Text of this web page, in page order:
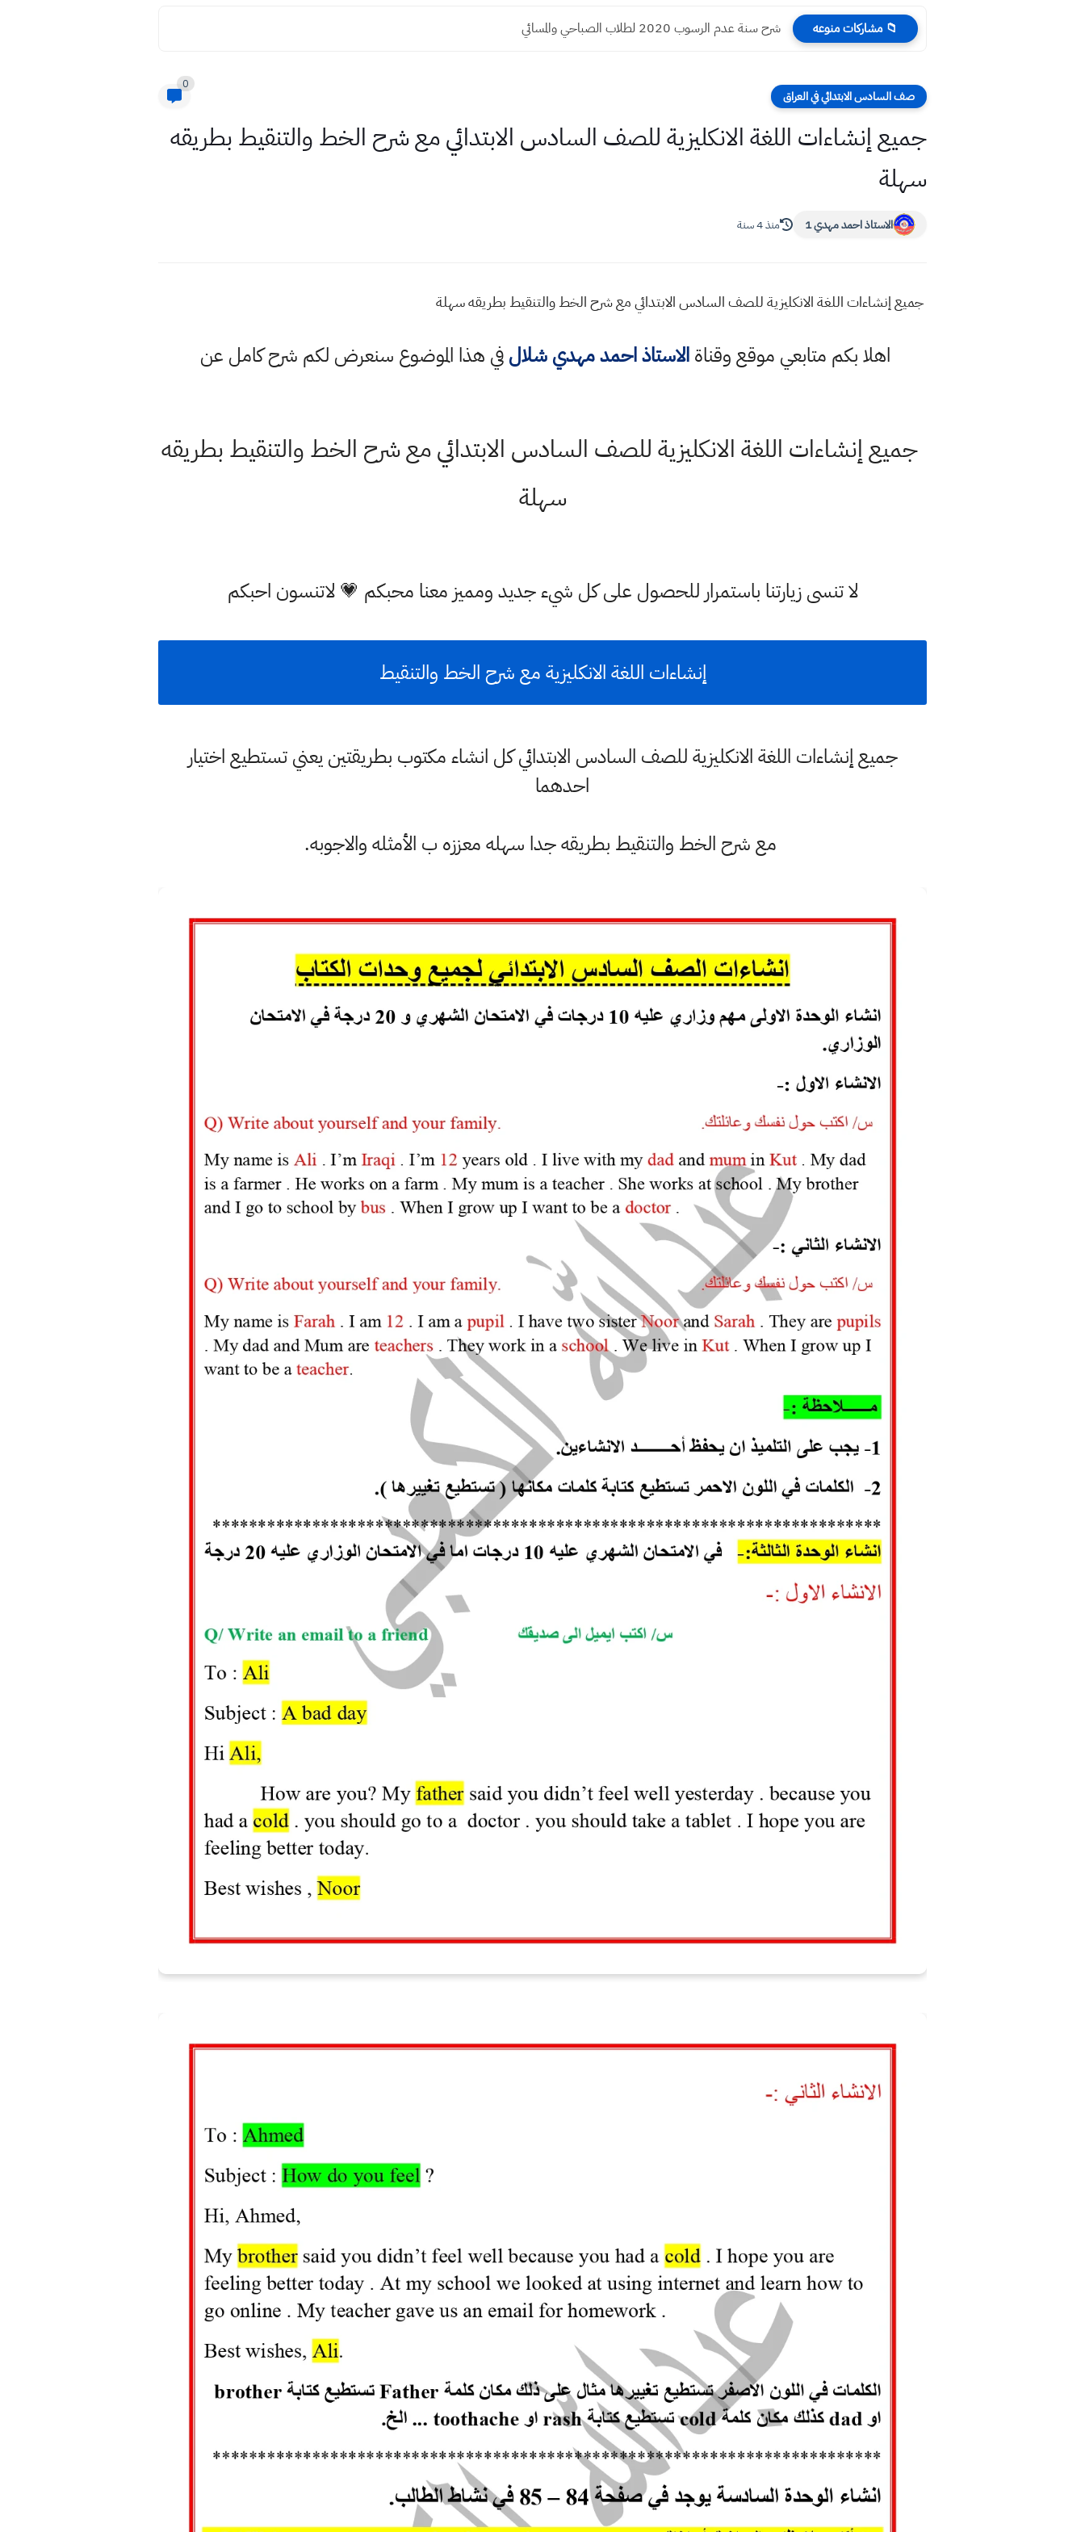
📁 مشاركات منوعه شرح سنة عدم الرسوب 2020 لطلاب الصباحي والمسائي
صف السادس الابتدائي في العراق
0
جميع إنشاءات اللغة الانكليزية للصف السادس الابتدائي مع شرح الخط والتنقيط بطريقه
سهلة
الاستاذ احمد مهدي 1 منذ 4 سنة
جميع إنشاءات اللغة الانكليزية للصف السادس الابتدائي مع شرح الخط والتنقيط بطريقه سهلة
اهلا بكم متابعي موقع وقناةالاستاذ احمد مهدي شلالفي هذا الموضوع سنعرض لكم شرح كامل عن
جميع إنشاءات اللغة الانكليزية للصف السادس الابتدائي مع شرح الخط والتنقيط بطريقه
سهلة
لا تنسى زيارتنا باستمرار للحصول على كل شيء جديد ومميز معنا محبكم 💗 لاتنسون احبكم
إنشاءات اللغة الانكليزيةمع شرح الخط والتنقيط
جميع إنشاءات اللغة الانكليزية للصف السادس الابتدائي كل انشاء مكتوب بطريقتين يعني تستطيع اختيار
احدهما
مع شرح الخط والتنقيط بطريقه جدا سهله معززه ب الأمثله والاجوبه.